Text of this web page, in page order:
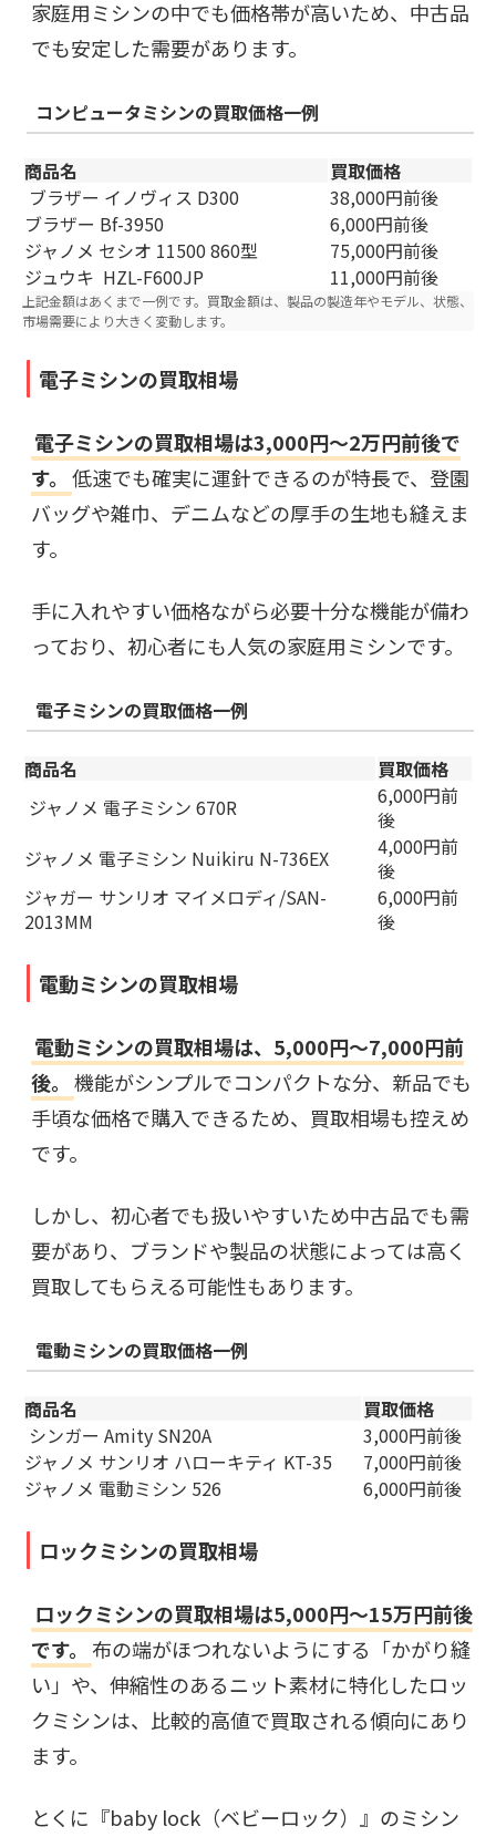
家庭用ミシンの中でも価格帯が高いため、中古品
でも安定した需要があります。
コンピュータミシンの買取価格一例
商品名
買取価格
ブラザー イノヴィス D300
38,000円前後
ブラザー Bf-3950
6,000円前後
ジャノメ セシオ 11500 860型
75,000円前後
ジュウキ HZL-F600JP
11,000円前後
上記金額はあくまで一例です。買取金額は、製品の製造年やモデル、状態、
市場需要により大きく変動します。
電子ミシンの買取相場
電子ミシンの買取相場は3,000円～2万円前後で
す。 低速でも確実に運針できるのが特長で、登園
バッグや雑巾、デニムなどの厚手の生地も縫えま
す。
手に入れやすい価格ながら必要十分な機能が備わ
っており、初心者にも人気の家庭用ミシンです。
電子ミシンの買取価格一例
商品名
買取価格
ジャノメ 電子ミシン 670R
6,000円前
後
ジャノメ 電子ミシン Nuikiru N-736EX
4,000円前
後
ジャガー サンリオ マイメロディ/SAN-
2013MM
6,000円前
後
電動ミシンの買取相場
電動ミシンの買取相場は、5,000円〜7,000円前
後。 機能がシンプルでコンパクトな分、新品でも
手頃な価格で購入できるため、買取相場も控えめ
です。
しかし、初心者でも扱いやすいため中古品でも需
要があり、ブランドや製品の状態によっては高く
買取してもらえる可能性もあります。
電動ミシンの買取価格一例
商品名
買取価格
シンガー Amity SN20A
3,000円前後
ジャノメ サンリオ ハローキティ KT-35
7,000円前後
ジャノメ 電動ミシン 526
6,000円前後
ロックミシンの買取相場
ロックミシンの買取相場は5,000円～15万円前後
です。 布の端がほつれないようにする「かがり縫
い」や、伸縮性のあるニット素材に特化したロッ
クミシンは、比較的高値で買取される傾向にあり
ます。
とくに『baby lock（ベビーロック）』のミシン